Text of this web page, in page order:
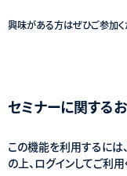
興味がある方はぜひご参加
セミナーに関する
この機能を利用するには
の上、ログインしてご利用